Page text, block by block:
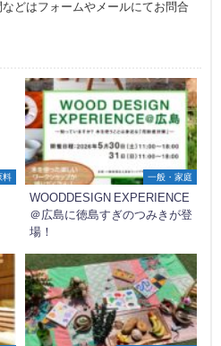
どはフォームやメールにてお問合
料 一般・家庭
WOODDESIGN EXPERIENCE
＠広島に徳島すぎのつみきが登
場！